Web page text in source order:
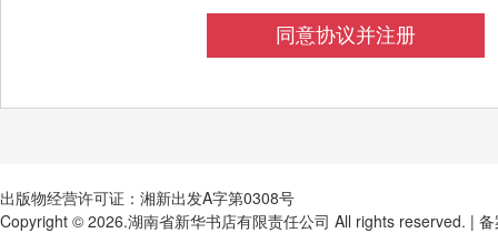
同意协议并注册
出版物经营许可证： 湘新出发A字第0308号
Copyright © 2026.湖南省新华书店有限责任公司 All rights reserved. |